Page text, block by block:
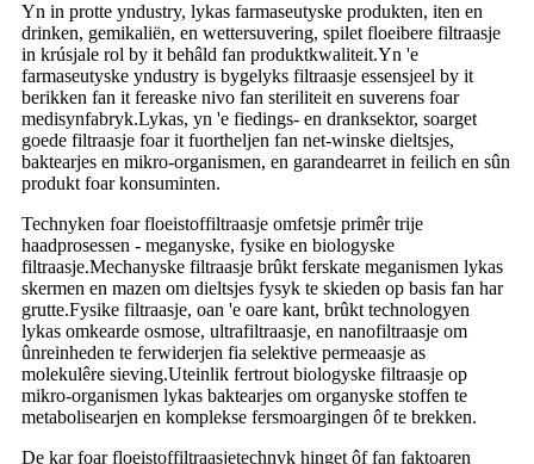
Yn in protte yndustry, lykas farmaseutyske produkten, iten en
drinken, gemikaliën, en wettersuvering, spilet floeibere filtraasje
in krúsjale rol by it behâld fan produktkwaliteit.Yn 'e
farmaseutyske yndustry is bygelyks filtraasje essensjeel by it
berikken fan it fereaske nivo fan steriliteit en suverens foar
medisynfabryk.Lykas, yn 'e fiedings- en dranksektor, soarget
goede filtraasje foar it fuortheljen fan net-winske dieltsjes,
baktearjes en mikro-organismen, en garandearret in feilich en sûn
produkt foar konsuminten.
Technyken foar floeistoffiltraasje omfetsje primêr trije
haadprosessen - meganyske, fysike en biologyske
filtraasje.Mechanyske filtraasje brûkt ferskate meganismen lykas
skermen en mazen om dieltsjes fysyk te skieden op basis fan har
grutte.Fysike filtraasje, oan 'e oare kant, brûkt technologyen
lykas omkearde osmose, ultrafiltraasje, en nanofiltraasje om
ûnreinheden te ferwiderjen fia selektive permeaasje as
molekulêre sieving.Uteinlik fertrout biologyske filtraasje op
mikro-organismen lykas baktearjes om organyske stoffen te
metabolisearjen en komplekse fersmoargingen ôf te brekken.
De kar foar floeistoffiltraasjetechnyk hinget ôf fan faktoaren